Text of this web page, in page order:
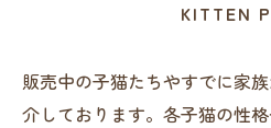
KITTEN
販売中の子猫たちやすでに家
介しております。各子猫の性